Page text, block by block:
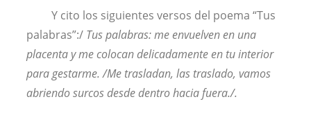
Y cito los siguientes versos del poema “Tus
palabras”:/ Tus palabras: me envuelven en una
placenta y me colocan delicadamente en tu interior
para gestarme. /Me trasladan, las traslado, vamos
abriendo surcos desde dentro hacia fuera./.